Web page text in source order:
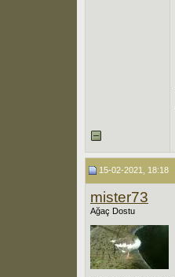
15-02-2021, 18:18
mister73
Ağaç Dostu